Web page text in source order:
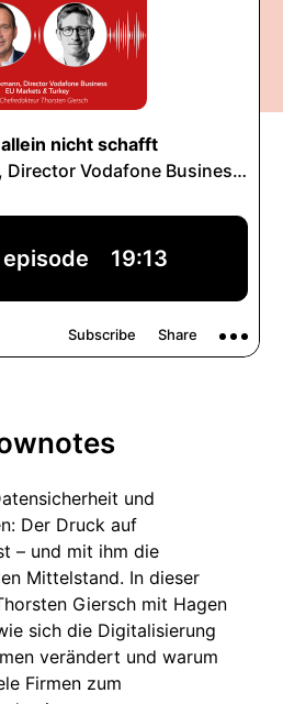
und
Der Druck auf
– und mit ihm die
Mittelstand. In dieser
Giersch mit Hagen
sich die Digitalisierung
verändert und warum
Firmen zum